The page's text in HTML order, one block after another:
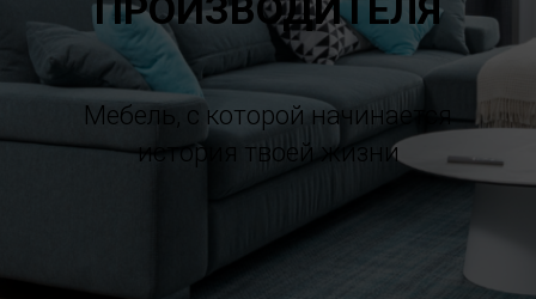
ПРОИЗВОДИТЕЛЯ
Мебель, с которой начинается
история твоей жизни